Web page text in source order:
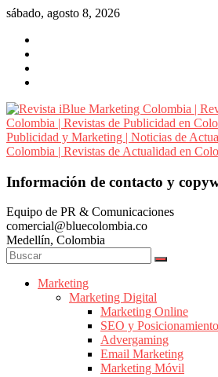
Saltar
contenido
sábado, agosto 8, 2026
Revista
Marketing
Colombia
|
Revistas
Marketing
Información de contacto y
Equipo de PR & Comunicaciones
comercial@bluecolombia.co
Medellín, Colombia
Marketing
Marketing Digital
Marketing Online
SEO y Posicionamiento
Advergaming
Email Marketing
Marketing Móvil